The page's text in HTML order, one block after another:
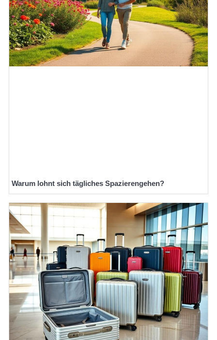
Warum lohnt sich tägliches Spazierengehen?